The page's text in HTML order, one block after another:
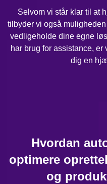
Selvom vi står klar til at
tilbyder vi også
vedligeholde dine egne
har brug for assistance,
dig en
Hvordan
optimere
og